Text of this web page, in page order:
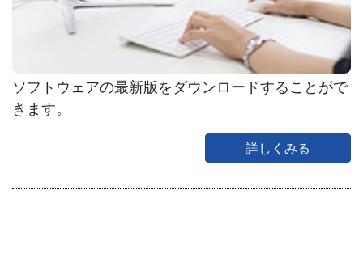
ソフトウェアの最新版をダウンロードすることがで
きます。
詳しくみる